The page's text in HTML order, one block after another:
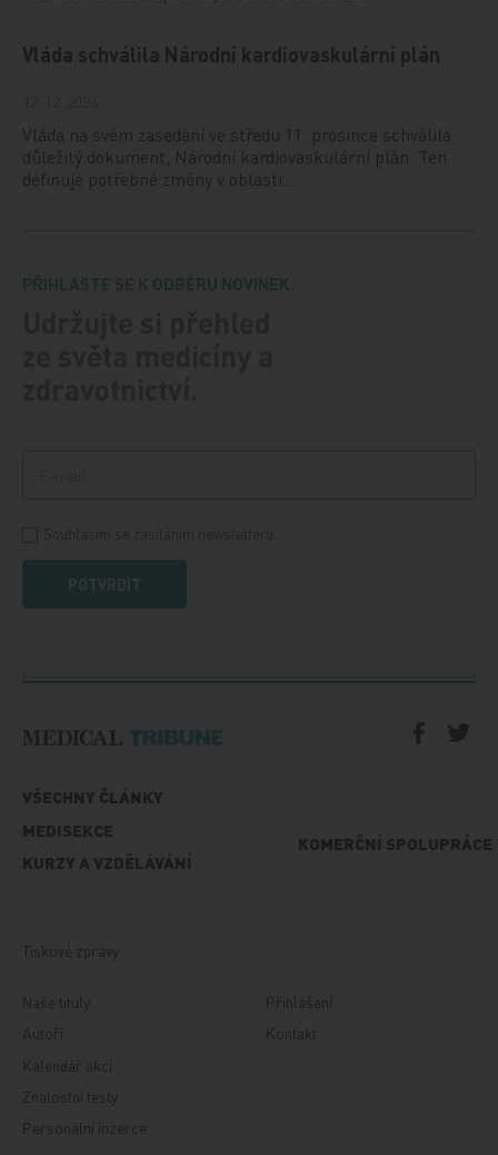
Vláda schválila Národní kardiovaskulární plán
Vláda na svém zasedání ve středu 11. prosince schválila
důležitý dokument, Národní kardiovaskulární plán. Ten
definuje potřebné změny v oblasti…
PŘIHLASTE SE K ODBĚRU NOVINEK.
POTVRDIT
VŠECHNY ČLÁNKY
MEDISEKCE
KURZY A VZDĚLÁVÁNÍ
KOMERČNÍ SPOLUPRÁCE
Tiskové zprávy
Naše tituly
Autoři
Kalendář akcí
Znalostní testy
Personální inzerce
Přihlášení
Kontakt